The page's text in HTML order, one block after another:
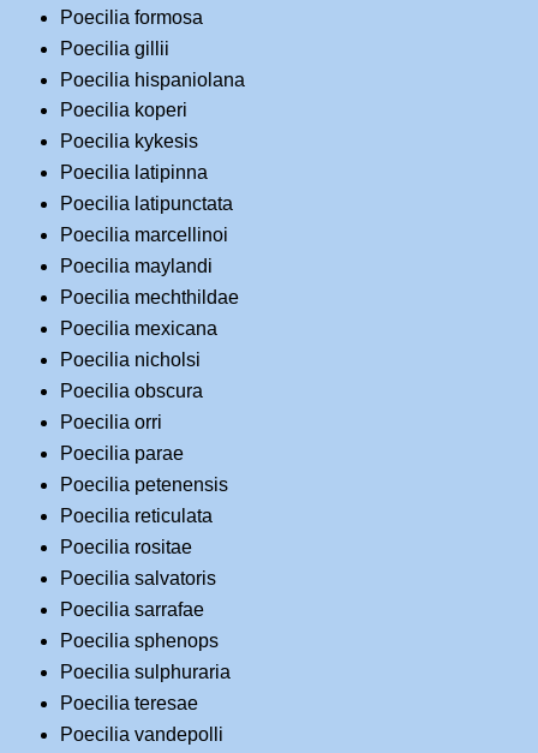
Poecilia formosa
Poecilia gillii
Poecilia hispaniolana
Poecilia koperi
Poecilia kykesis
Poecilia latipinna
Poecilia latipunctata
Poecilia marcellinoi
Poecilia maylandi
Poecilia mechthildae
Poecilia mexicana
Poecilia nicholsi
Poecilia obscura
Poecilia orri
Poecilia parae
Poecilia petenensis
Poecilia reticulata
Poecilia rositae
Poecilia salvatoris
Poecilia sarrafae
Poecilia sphenops
Poecilia sulphuraria
Poecilia teresae
Poecilia vandepolli